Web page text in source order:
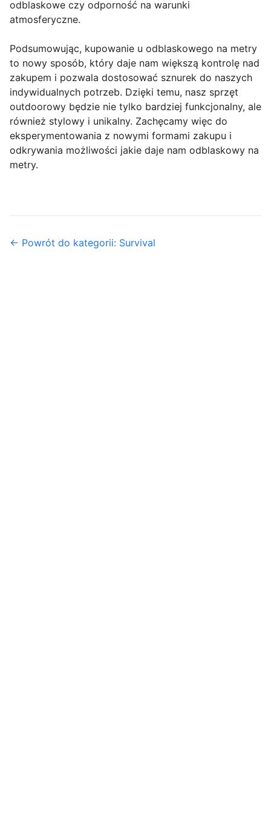
odblaskowe czy odporność na warunki
atmosferyczne.
Podsumowując, kupowanie u odblaskowego na metry
to nowy sposób, który daje nam większą kontrolę nad
zakupem i pozwala dostosować sznurek do naszych
indywidualnych potrzeb. Dzięki temu, nasz sprzęt
outdoorowy będzie nie tylko bardziej funkcjonalny, ale
również stylowy i unikalny. Zachęcamy więc do
eksperymentowania z nowymi formami zakupu i
odkrywania możliwości jakie daje nam odblaskowy na
metry.
← Powrót do kategorii: Survival